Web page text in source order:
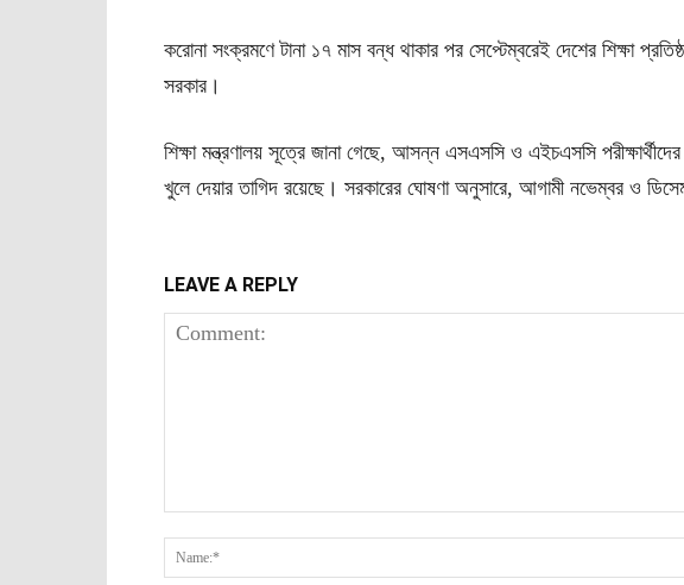
করোনা সংক্রমণে টানা ১৭ মাস বন্ধ থাকার পর সেপ্টেম্বরেই দেশের শিক্ষা
সরকার।
শিক্ষা মন্ত্রণালয় সূত্রে জানা গেছে, আসন্ন এসএসসি ও এইচএসসি পরীক্ষার্থীদের
খুলে দেয়ার তাগিদ রয়েছে। সরকারের ঘোষণা অনুসারে, আগামী নভেম্বর ও
LEAVE A REPLY